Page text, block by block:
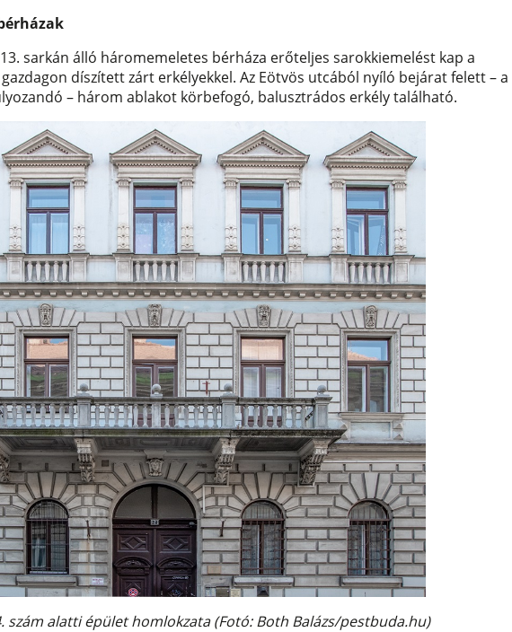
sarkán álló háromemeletes bérháza erőteljes sarokkiemelést kap a
díszített zárt erkélyekkel. Az Eötvös utcából nyíló bejárat felett – a
– három ablakot körbefogó, balusztrádos erkély található.
szám alatti épület homlokzata (Fotó: Both Balázs/pestbuda.hu)